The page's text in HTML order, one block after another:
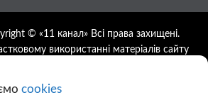
cookies
© «11 канал» Всі права захищені.
використанні матеріалів сайту
абзацу.